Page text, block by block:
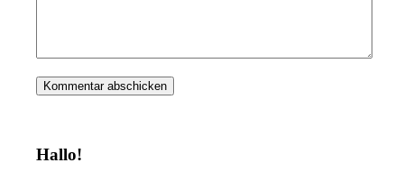
Hallo!